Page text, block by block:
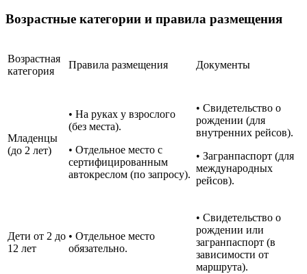
Возрастные категории и правила размещения
Возрастная
категория
Правила размещения Документы
Младенцы
(до 2 лет)
• На руках у взрослого
(без места).
• Отдельное место с
сертифицированным
автокреслом (по запросу).
• Свидетельство о
рождении (для
внутренних рейсов).
• Загранпаспорт (для
международных
рейсов).
Дети от 2 до
12 лет
• Отдельное место
обязательно.
• Свидетельство о
рождении или
загранпаспорт (в
зависимости от
маршрута).